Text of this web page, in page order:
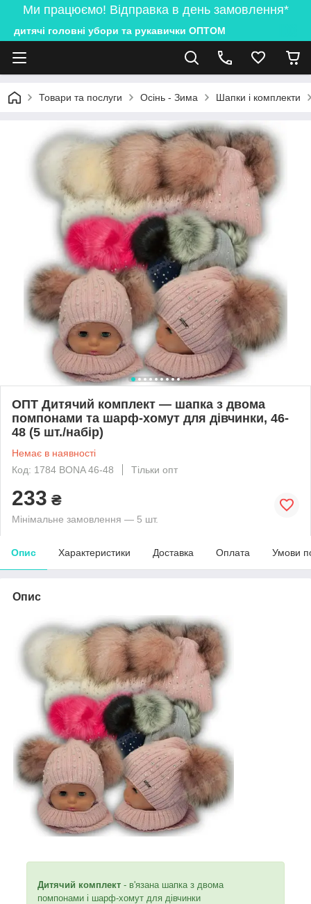
Ми працюємо! Відправка в день замовлення*
дитячі головні убори та рукавички ОПТОМ
Товари та послуги Осінь - Зима Шапки і комплекти
ОПТ Дитячий комплект — шапка з двома
помпонами та шарф-хомут для дівчинки, 46-
48 (5 шт./набір)
Немає в наявності
Код: 1784 BONA 46-48
Тільки опт
233 ₴
Мінімальне замовлення — 5 шт.
Опис Характеристики Доставка Оплата Умови
Опис
Дитячий комплект - в'язана шапка з двома
помпонами і шарф-хомут для дівчинки